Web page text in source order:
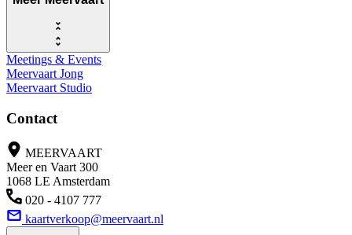
Meetings & Events
Meervaart Jong
Meervaart Studio
Contact
MEERVAART
Meer en Vaart 300
1068 LE Amsterdam
020 - 4107 777
kaartverkoop@meervaart.nl